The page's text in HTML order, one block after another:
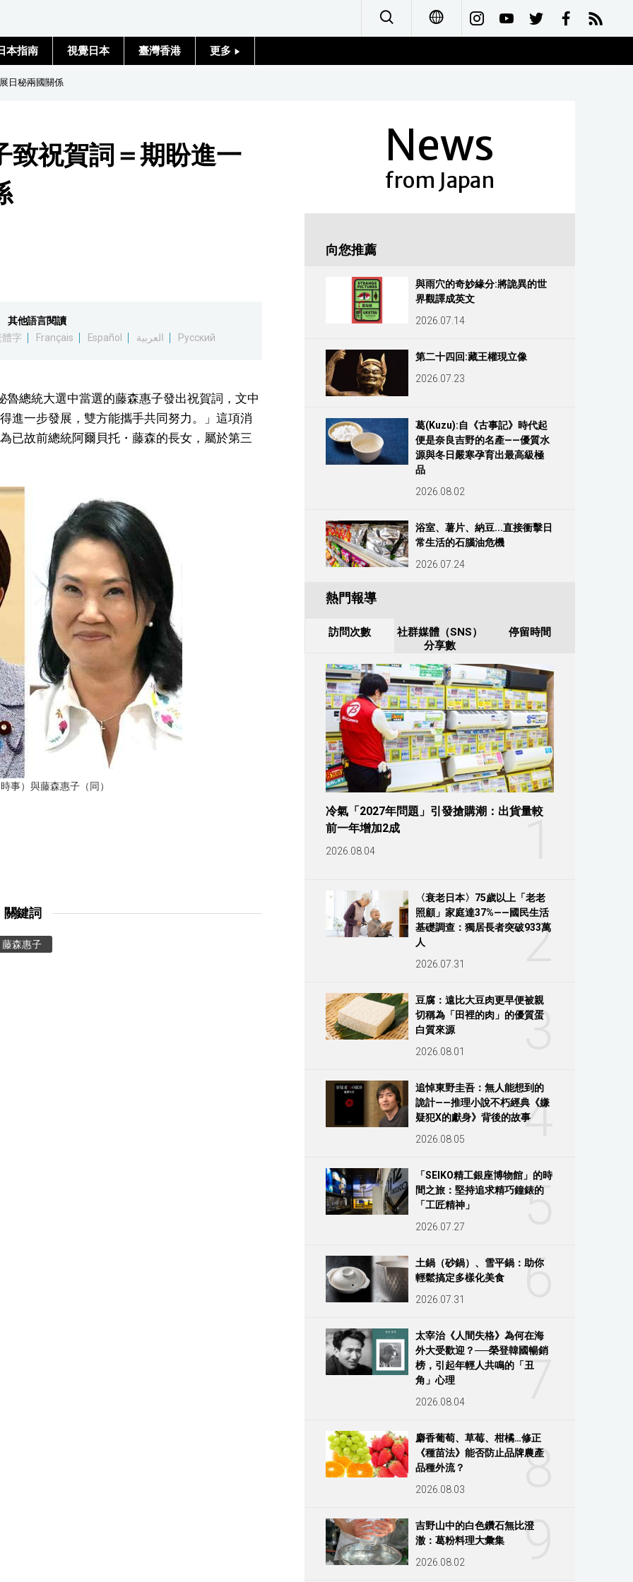
Français
本指南 視覺日本 臺灣香港 更多
政治外交
生活
東京
編輯部通知
日秘兩國關係
致祝賀詞＝期盼進一
其他語言閱讀
體字
Français Español العربية Русский
總統大選中當選的藤森惠子發出祝賀詞，文中
進一步發展，雙方能攜手共同努力。」這項消
已故前總統阿爾貝托・藤森的長女，屬於第三
事）與藤森惠子（同）
關鍵詞
藤森惠子
News
from Japan
向您推薦
與雨穴的奇妙緣分:將詭異的世
界觀譯成英文
2026.07.14
第二十四回:藏王權現立像
2026.07.23
葛(Kuzu):自《古事記》時代起
便是奈良吉野的名產——優質水
源與冬日嚴寒孕育出最高級極
品
2026.08.02
浴室、薯片、納豆...直接衝擊日
常生活的石腦油危機
2026.07.24
熱門報導
訪問次數
社群媒體（SNS）
分享數
停留時間
冷氣「2027年問題」引發搶購潮：出貨量較
前一年增加2成
2026.08.04
2
〈衰老日本〉75歲以上「老老
照顧」家庭達37%——國民生活
基礎調查：獨居長者突破933萬
人
2026.07.31
3
豆腐：遠比大豆肉更早便被親
切稱為「田裡的肉」的優質蛋
白質來源
2026.08.01
4
追悼東野圭吾：無人能想到的
詭計——推理小說不朽經典《嫌
疑犯X的獻身》背後的故事
2026.08.05
5
「SEIKO精工銀座博物館」的時
間之旅：堅持追求精巧鐘錶的
「工匠精神」
2026.07.27
6
土鍋（砂鍋）、雪平鍋：助你
輕鬆搞定多樣化美食
2026.07.31
7
太宰治《人間失格》為何在海
外大受歡迎？──榮登韓國暢銷
榜，引起年輕人共鳴的「丑
角」心理
2026.08.04
8
麝香葡萄、草莓、柑橘…修正
《種苗法》能否防止品牌農產
品種外流？
2026.08.03
9
吉野山中的白色鑽石無比澄
澈：葛粉料理大彙集
2026.08.02